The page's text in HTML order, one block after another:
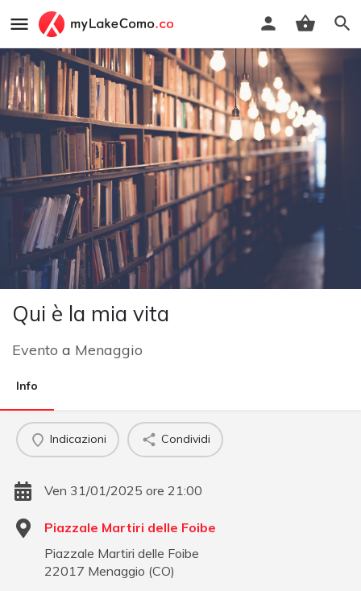
Qui è la mia vita
Evento a Menaggio
Info
Indicazioni Condividi
Ven 31/01/2025 ore 21:00
Piazzale Martiri delle Foibe
Piazzale Martiri delle Foibe
22017 Menaggio (CO)